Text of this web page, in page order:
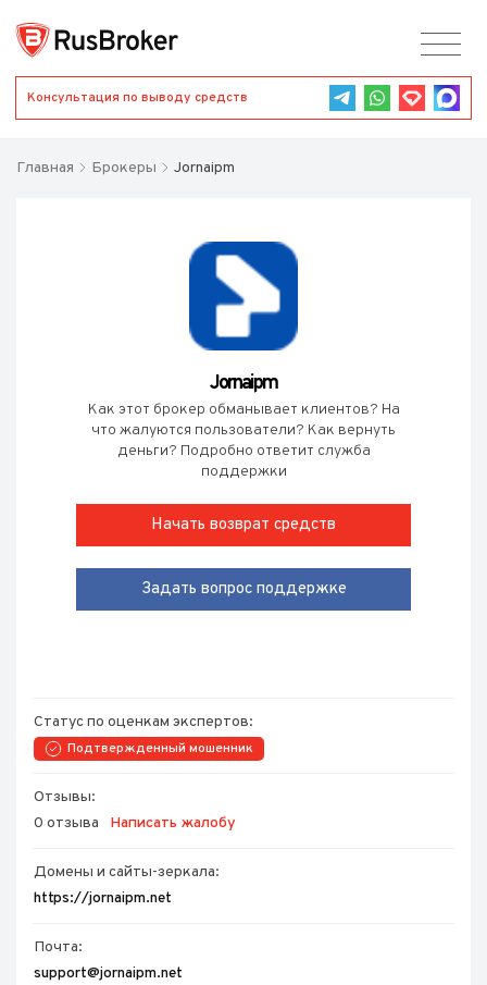
Консультация по выводу средств
Главная Брокеры Jornaipm
Jornaipm
Как этот брокер обманывает клиентов? На
что жалуются пользователи? Как вернуть
деньги? Подробно ответит служба
поддержки
Начать возврат средств
Задать вопрос поддержке
Статус по оценкам экспертов:
Подтвержденный мошенник
Отзывы:
0 отзыва
Написать жалобу
Домены и сайты-зеркала:
https://jornaipm.net
Почта:
support@jornaipm.net